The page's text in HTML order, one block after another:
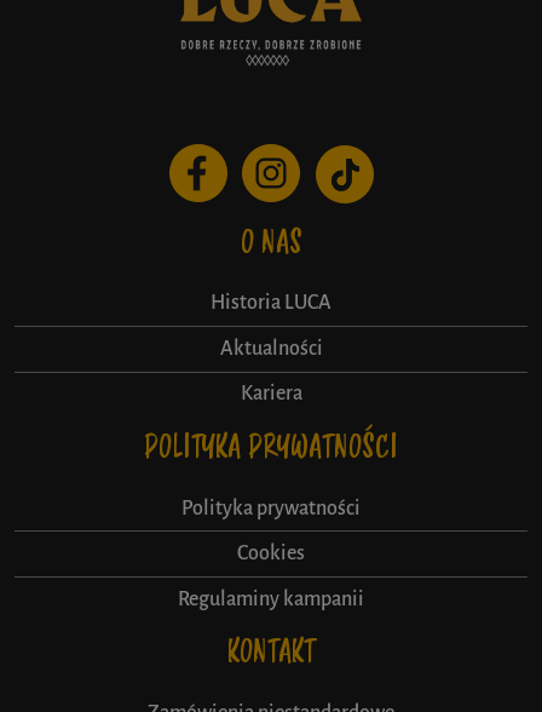
O NAS
Historia LUCA
Aktualności
Kariera
POLITYKA PRYWATNOŚCI
Polityka prywatności
Cookies
Regulaminy kampanii
KONTAKT